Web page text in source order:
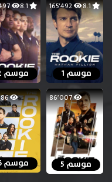
8.1
موسم 1
8.1 105٬497
موسم 2
86٬007
موسم 5
86٬286
موسم 6